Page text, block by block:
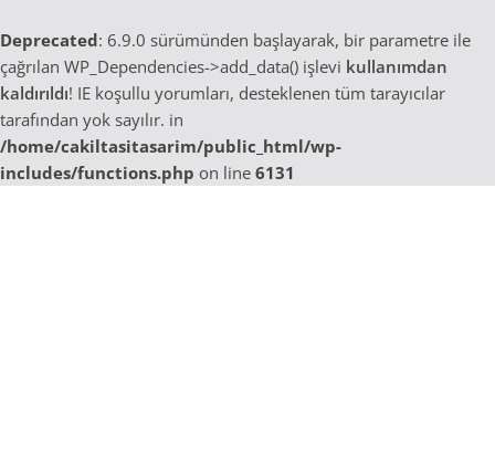
Deprecated: 6.9.0 sürümünden başlayarak, bir parametre ile
çağrılan WP_Dependencies->add_data() işlevi kullanımdan
kaldırıldı! IE koşullu yorumları, desteklenen tüm tarayıcılar
tarafından yok sayılır. in
/home/cakiltasitasarim/public_html/wp-
includes/functions.php on line 6131